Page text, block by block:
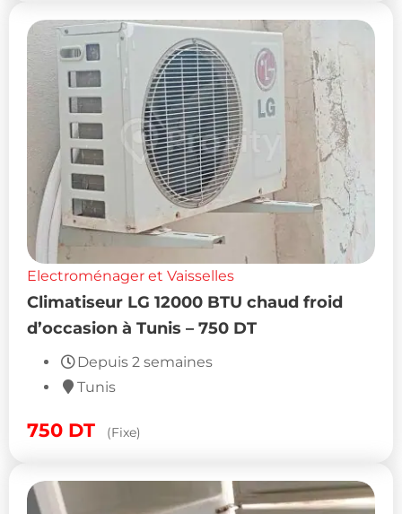
Electroménager et Vaisselles
Climatiseur LG 12000 BTU chaud froid
d’occasion à Tunis – 750 DT
Depuis 2 semaines
Tunis
750 DT (Fixe)